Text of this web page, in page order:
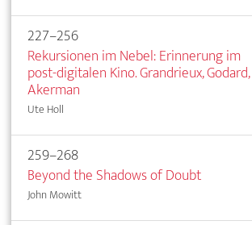
227–256
Rekursionen im Nebel: Erinnerung im
post-digitalen Kino. Grandrieux, Godard,
Akerman
Ute Holl
259–268
Beyond the Shadows of Doubt
John Mowitt